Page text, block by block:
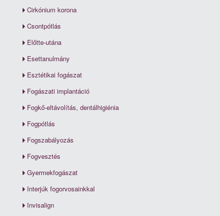
Cirkónium korona
Csontpótlás
Előtte-utána
Esettanulmány
Esztétikai fogászat
Fogászati implantáció
Fogkő-eltávolítás, dentálhigiénia
Fogpótlás
Fogszabályozás
Fogvesztés
Gyermekfogászat
Interjúk fogorvosainkkal
Invisalign